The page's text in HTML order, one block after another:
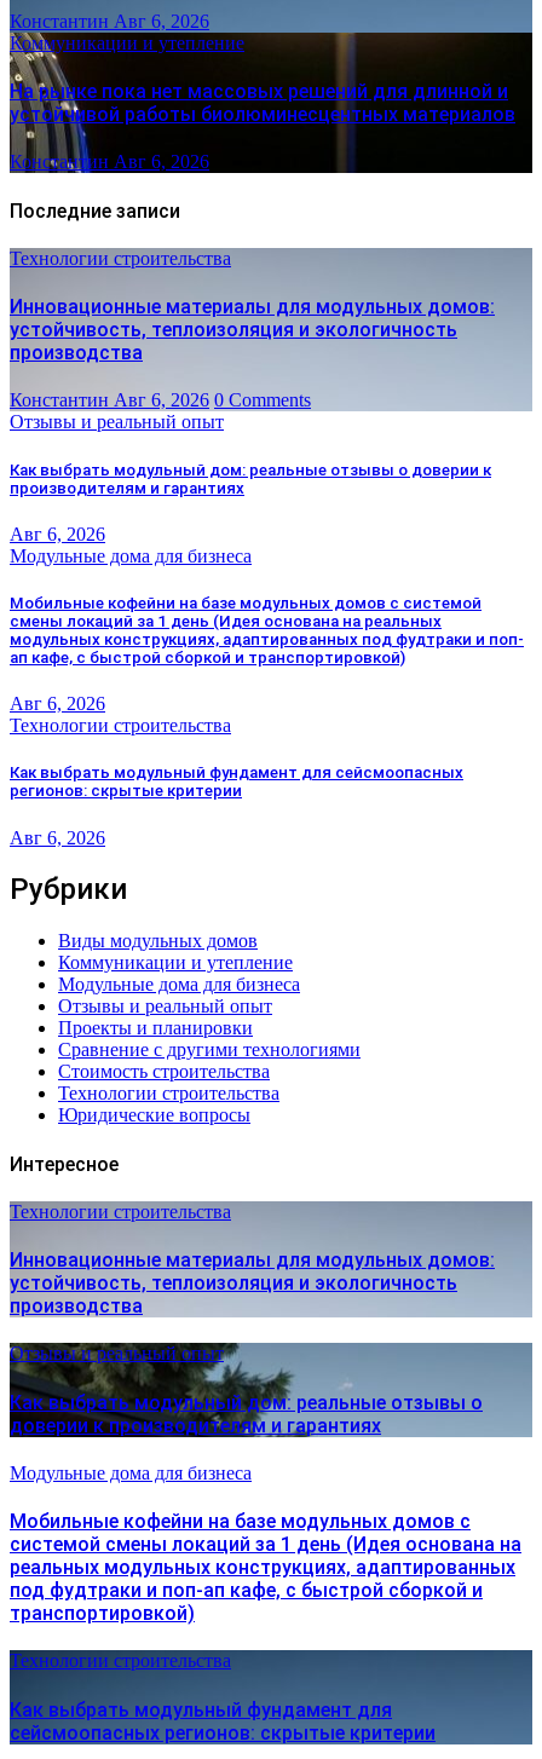
Константин Авг 6, 2026
Коммуникации и утепление
На рынке пока нет массовых решений для длинной и
устойчивой работы биолюминесцентных материалов
Константин Авг 6, 2026
Последние записи
Технологии строительства
Инновационные материалы для модульных домов:
устойчивость, теплоизоляция и экологичность
производства
Константин Авг 6, 2026 0 Comments
Отзывы и реальный опыт
Как выбрать модульный дом: реальные отзывы о доверии к
производителям и гарантиях
Авг 6, 2026
Модульные дома для бизнеса
Мобильные кофейни на базе модульных домов с системой
смены локаций за 1 день (Идея основана на реальных
модульных конструкциях, адаптированных под фудтраки и поп-
ап кафе, с быстрой сборкой и транспортировкой)
Авг 6, 2026
Технологии строительства
Как выбрать модульный фундамент для сейсмоопасных
регионов: скрытые критерии
Авг 6, 2026
Рубрики
Виды модульных домов
Коммуникации и утепление
Модульные дома для бизнеса
Отзывы и реальный опыт
Проекты и планировки
Сравнение с другими технологиями
Стоимость строительства
Технологии строительства
Юридические вопросы
Интересное
Технологии строительства
Инновационные материалы для модульных домов:
устойчивость, теплоизоляция и экологичность
производства
Отзывы и реальный опыт
Как выбрать модульный дом: реальные отзывы о
доверии к производителям и гарантиях
Модульные дома для бизнеса
Мобильные кофейни на базе модульных домов с
системой смены локаций за 1 день (Идея основана на
реальных модульных конструкциях, адаптированных
под фудтраки и поп-ап кафе, с быстрой сборкой и
транспортировкой)
Технологии строительства
Как выбрать модульный фундамент для
сейсмоопасных регионов: скрытые критерии